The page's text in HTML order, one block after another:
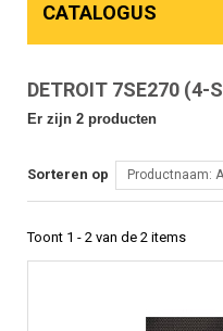
CATALOGUS
DETROIT 7SE270 (4-
Er zijn 2 producten
Sorteren op Productnaam:
Toont 1 - 2 van de 2 items